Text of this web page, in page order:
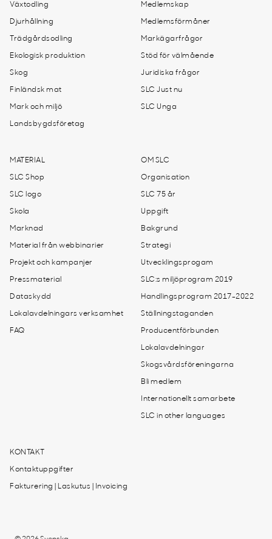
Växtodling
Djurhållning
Trädgårdsodling
Ekologisk produktion
Skog
Finländsk mat
Mark och miljö
Landsbygdsföretag
Medlemskap
Medlemsförmåner
Markägarfrågor
Stöd för välmående
Juridiska frågor
SLC Just nu
SLC Unga
MATERIAL
SLC Shop
SLC logo
Skola
Marknad
Material från webbinarier
Projekt och kampanjer
Pressmaterial
Dataskydd
Lokalavdelningars verksamhet
FAQ
OM SLC
Organisation
SLC 75 år
Uppgift
Bakgrund
Strategi
Utvecklingsprogam
SLC:s miljöprogram 2019
Handlingsprogram 2017-2022
Ställningstaganden
Producentförbunden
Lokalavdelningar
Skogsvårdsföreningarna
Bli medlem
Internationellt samarbete
SLC in other languages
KONTAKT
Kontaktuppgifter
Fakturering | Laskutus | Invoicing